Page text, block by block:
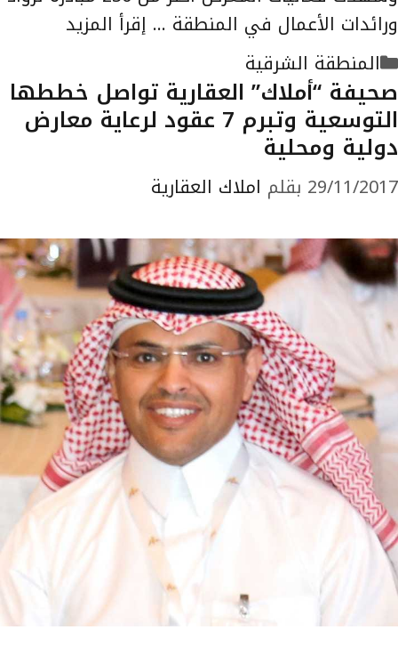
ورائدات الأعمال في المنطقة … إقرأ المزيد
التصنيفات
المنطقة الشرقية
صحيفة “أملاك” العقارية تواصل خططها
التوسعية وتبرم 7 عقود لرعاية معارض
دولية ومحلية
29/11/2017 بقلم املاك العقارية